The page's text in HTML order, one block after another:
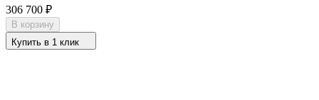
306 700 ₽
В корзину
Купить в 1 клик